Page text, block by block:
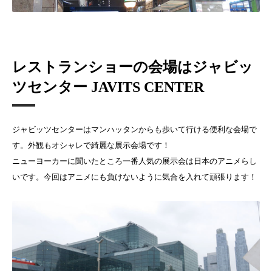
レストランショーの会場はジャビッ
ツセンター JAVITS CENTER
ジャビッツセンターはマンハッタンからも歩いて行ける便利な会場で
す。外観もオシャレで綺麗な展示会場です！
ニューヨーカーに聞いたところ一番人気の展示会は日本のアニメらし
いです。今回はアニメにも負けないように気合を入れて頑張ります！